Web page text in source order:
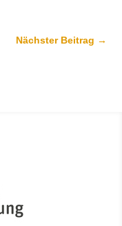
Nächster Beitrag →